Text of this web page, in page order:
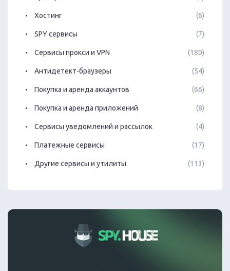
Хостинг (6)
SPY сервисы (7)
Сервисы прокси и VPN (180)
Антидетект-браузеры (54)
Покупка и аренда аккаунтов (66)
Покупка и аренда приложений (8)
Сервисы уведомлений и рассылок (4)
Платежные сервисы (17)
Другие сервисы и утилиты (113)